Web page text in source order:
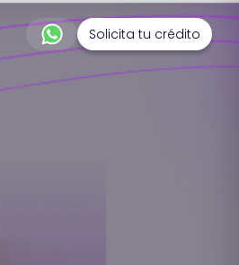
Solicita tu crédito